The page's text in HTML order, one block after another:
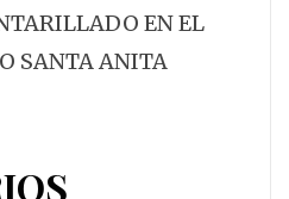
EN EL
SANTA ANITA